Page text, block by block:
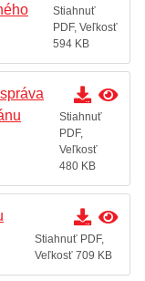
Stiahnuť
PDF, Veľkosť
594 KB
Stiahnuť
PDF,
Veľkosť
480 KB
Stiahnuť PDF,
Veľkosť 709 KB